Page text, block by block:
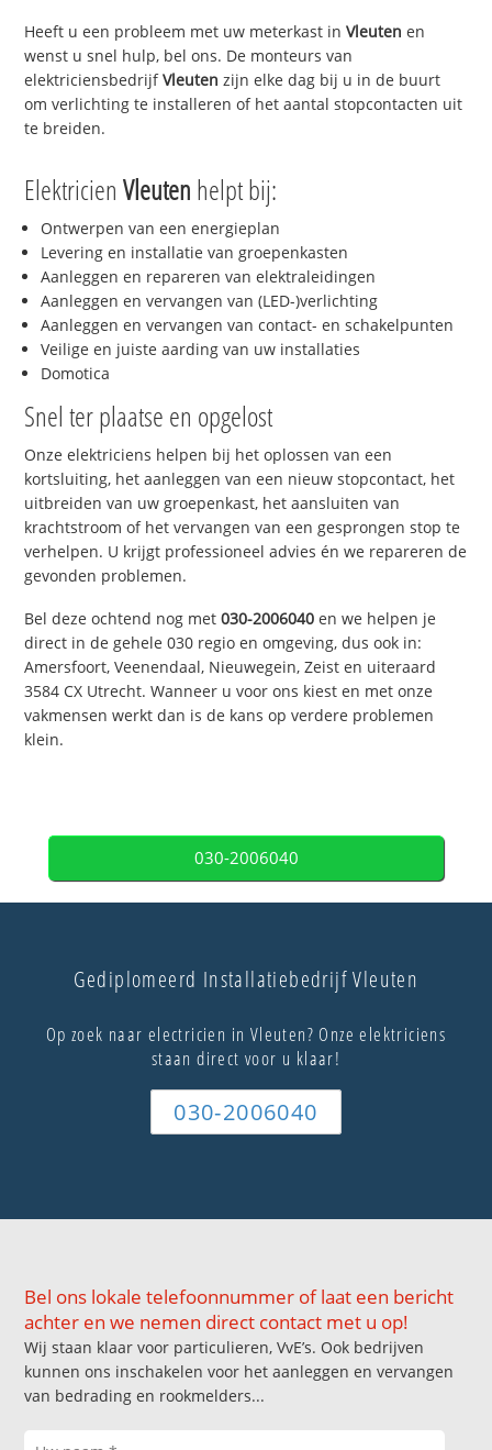
Heeft u een probleem met uw meterkast inVleuten en
wenst u snel hulp, bel ons. De monteurs van
elektriciensbedrijfVleuten zijn elke dag bij u in de buurt
om verlichting te installeren of het aantal stopcontacten uit
te breiden.
ElektricienVleuten helpt bij:
Ontwerpen van een energieplan
Levering en installatie van groepenkasten
Aanleggen en repareren van elektraleidingen
Aanleggen en vervangen van (LED-)verlichting
Aanleggen en vervangen van contact- en schakelpunten
Veilige en juiste aarding van uw installaties
Domotica
Snel ter plaatse en opgelost
Onze elektriciens helpen bij het oplossen van een
kortsluiting, het aanleggen van een nieuw stopcontact, het
uitbreiden van uw groepenkast, het aansluiten van
krachtstroom of het vervangen van een gesprongen stop te
verhelpen. U krijgt professioneel advies én we repareren de
gevonden problemen.
Bel deze ochtend nog met030-2006040 en we helpen je
direct in de gehele 030 regio en omgeving, dus ook in:
Amersfoort, Veenendaal, Nieuwegein, Zeist en uiteraard
3584 CX Utrecht. Wanneer u voor ons kiest en met onze
vakmensen werkt dan is de kans op verdere problemen
klein.
030-2006040
Gediplomeerd Installatiebedrijf Vleuten
Op zoek naar electricien in Vleuten? Onze elektriciens
staan direct voor u klaar!
030-2006040
Bel ons lokale telefoonnummer of laat een bericht
achter en we nemen direct contact met u op!
Wij staan klaar voor particulieren, VvE’s. Ook bedrijven
kunnen ons inschakelen voor het aanleggen en vervangen
van bedrading en rookmelders...